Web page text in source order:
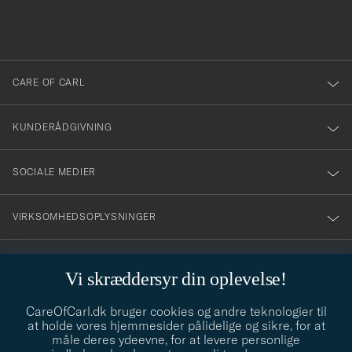
Vi skræddersyr din oplevelse!
CareOfCarl.dk bruger cookies og andre teknologier til
at holde vores hjemmesider pålidelige og sikre, for at
måle deres ydeevne, for at levere personlige
dig
till
vårt
nyhetsbrev!
CARE OF CARL
KUNDERÅDGIVNING
SOCIALE MEDIER
VIRKSOMHEDSOPLYSNINGER
info@careofcarl.dk
Behøver du hjælp til at finde din stil? Lad os hjælpe dig, vi hjælper
gerne til!